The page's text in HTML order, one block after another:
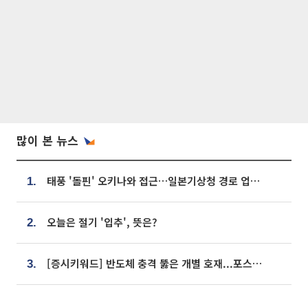
많이 본 뉴스
1. 태풍 '돌핀' 오키나와 접근…일본기상청 경로 업데이트
2. 오늘은 절기 '입추', 뜻은?
3. [증시키워드] 반도체 충격 뚫은 개별 호재...포스코퓨처엠·에코프로·한화솔루션 '눈길'